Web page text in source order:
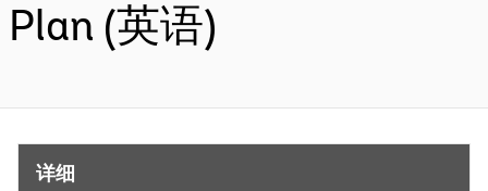
Plan (英语)
详细